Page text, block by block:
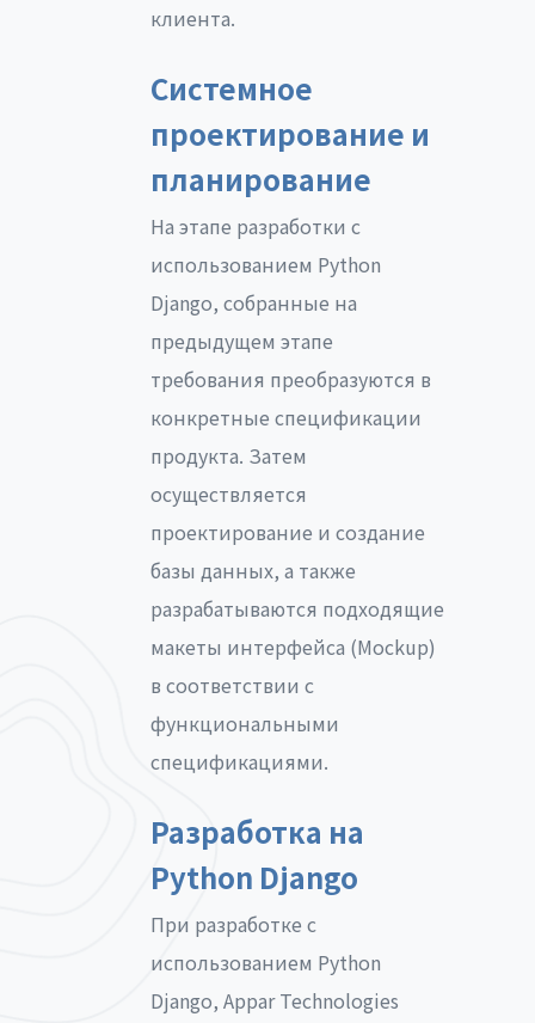
клиента.
Системное
проектирование и
планирование
На этапе разработки с
использованием Python
Django, собранные на
предыдущем этапе
требования преобразуются в
конкретные спецификации
продукта. Затем
осуществляется
проектирование и создание
базы данных, а также
разрабатываются подходящие
макеты интерфейса (Mockup)
в соответствии с
функциональными
спецификациями.
Разработка на
Python Django
При разработке с
использованием Python
Django, Appar Technologies